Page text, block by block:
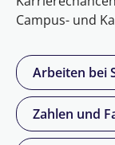
Campus- und
Arbeiten bei
Zahlen und